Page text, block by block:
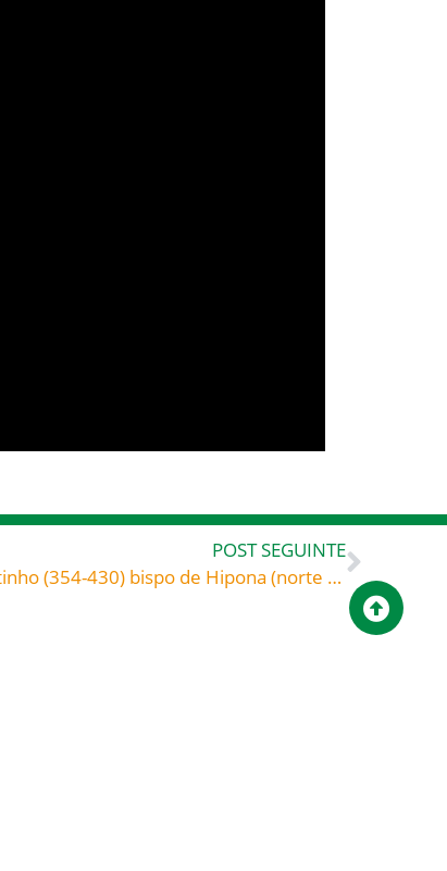
POST SEGUINTE
A trave e o argueiro – Santo Agostinho (354-430) bispo de Hipona (norte de África), doutor da Igreja Explicação do Sermão da Montanha , 19, 63